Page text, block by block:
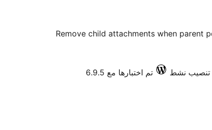
Remove child attachments when parent
تم اختبارها مع 6.9.5